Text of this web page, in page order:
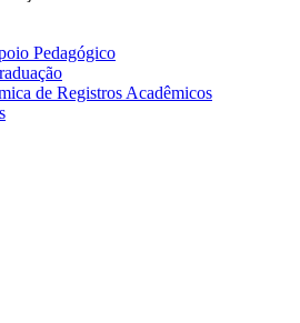
Pedagógico
de Registros Acadêmicos